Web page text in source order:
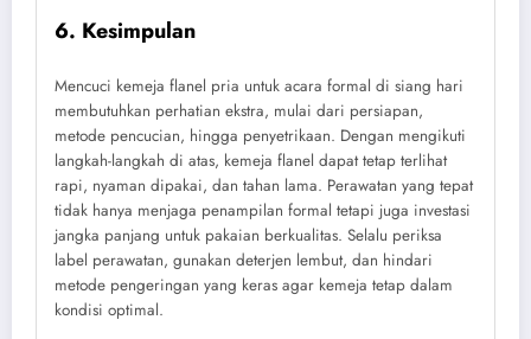
6. Kesimpulan
Mencuci kemeja flanel pria untuk acara formal di siang hari
membutuhkan perhatian ekstra, mulai dari persiapan,
metode pencucian, hingga penyetrikaan. Dengan mengikuti
langkah-langkah di atas, kemeja flanel dapat tetap terlihat
rapi, nyaman dipakai, dan tahan lama. Perawatan yang tepat
tidak hanya menjaga penampilan formal tetapi juga investasi
jangka panjang untuk pakaian berkualitas. Selalu periksa
label perawatan, gunakan deterjen lembut, dan hindari
metode pengeringan yang keras agar kemeja tetap dalam
kondisi optimal.